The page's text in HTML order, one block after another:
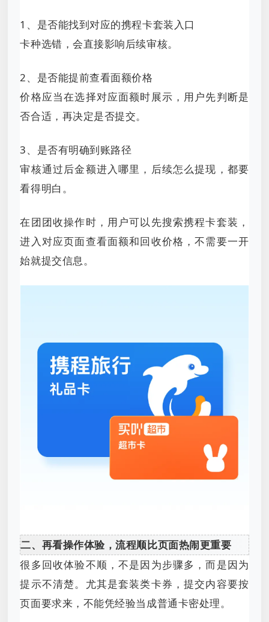
1、是否能找到对应的携程卡套装入口
卡种选错，会直接影响后续审核。
2、是否能提前查看面额价格
价格应当在选择对应面额时展示，用户先判断是
否合适，再决定是否提交。
3、是否有明确到账路径
审核通过后金额进入哪里，后续怎么提现，都要
看得明白。
在团团收操作时，用户可以先搜索携程卡套装，
进入对应页面查看面额和回收价格，不需要一开
始就提交信息。
二、再看操作体验，流程顺比页面热闹更重要
很多回收体验不顺，不是因为步骤多，而是因为
提示不清楚。尤其是套装类卡券，提交内容要按
页面要求来，不能凭经验当成普通卡密处理。